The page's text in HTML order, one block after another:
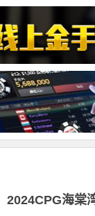
2024CPG海